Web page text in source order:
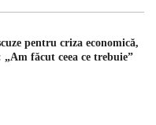
pentru criza economică,
făcut ceea ce trebuie”